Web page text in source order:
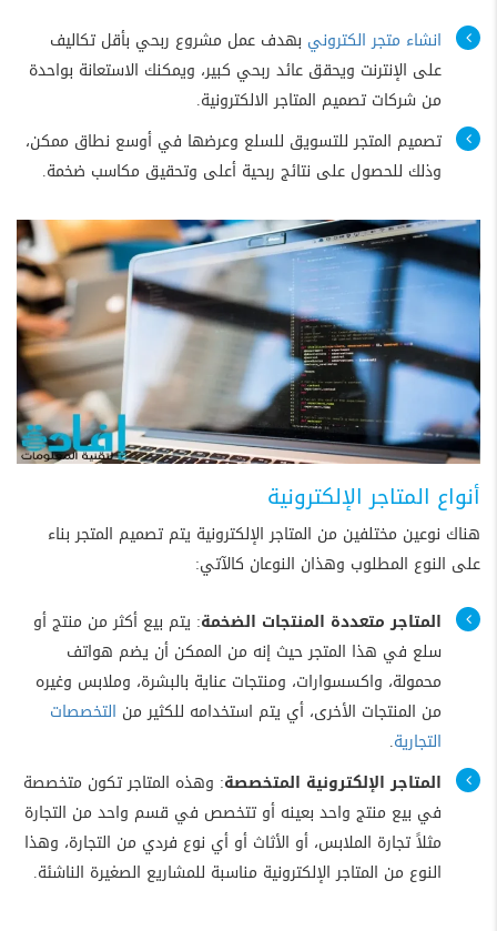
انشاء متجر الكتروني بهدف عمل مشروع ربحي بأقل تكاليف
على الإنترنت ويحقق عائد ربحي كبير، ويمكنك الاستعانة بواحدة
من شركات تصميم المتاجر الالكترونية.
تصميم المتجر للتسويق للسلع وعرضها في أوسع نطاق ممكن،
وذلك للحصول على نتائج ربحية أعلى وتحقيق مكاسب ضخمة.
أنواع المتاجر الإلكترونية
هناك نوعين مختلفين من المتاجر الإلكترونية يتم تصميم المتجر بناء
على النوع المطلوب وهذان النوعان كالآتي:
المتاجر متعددة المنتجات الضخمة: يتم بيع أكثر من منتج أو
سلع في هذا المتجر حيث إنه من الممكن أن يضم هواتف
محمولة، واكسسوارات، ومنتجات عناية بالبشرة، وملابس وغيره
من المنتجات الأخرى، أي يتم استخدامه للكثير من التخصصات
التجارية.
المتاجر الإلكترونية المتخصصة: وهذه المتاجر تكون متخصصة
في بيع منتج واحد بعينه أو تتخصص في قسم واحد من التجارة
مثلاً تجارة الملابس، أو الأثاث أو أي نوع فردي من التجارة، وهذا
النوع من المتاجر الإلكترونية مناسبة للمشاريع الصغيرة الناشئة.